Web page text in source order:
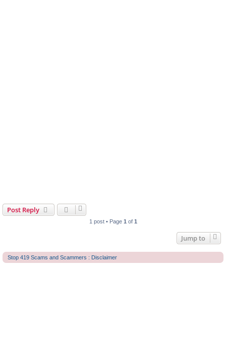
Post Reply
1 post • Page 1 of 1
Jump to
Stop 419 Scams and Scammers : Disclaimer